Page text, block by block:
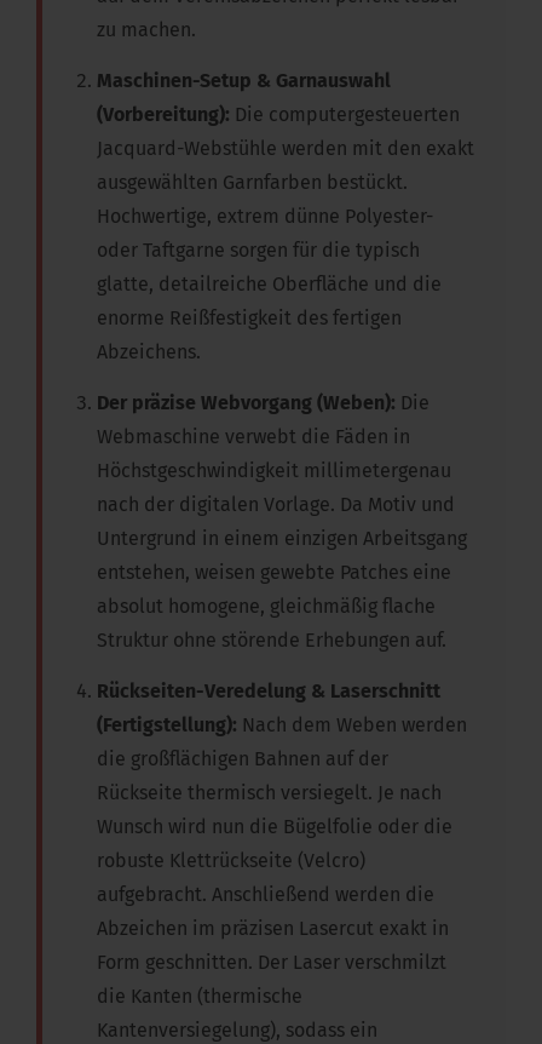
zu machen.
Maschinen-Setup & Garnauswahl
(Vorbereitung): Die computergesteuerten
Jacquard-Webstühle werden mit den exakt
ausgewählten Garnfarben bestückt.
Hochwertige, extrem dünne Polyester-
oder Taftgarne sorgen für die typisch
glatte, detailreiche Oberfläche und die
enorme Reißfestigkeit des fertigen
Abzeichens.
Der präzise Webvorgang (Weben): Die
Webmaschine verwebt die Fäden in
Höchstgeschwindigkeit millimetergenau
nach der digitalen Vorlage. Da Motiv und
Untergrund in einem einzigen Arbeitsgang
entstehen, weisen gewebte Patches eine
absolut homogene, gleichmäßig flache
Struktur ohne störende Erhebungen auf.
Rückseiten-Veredelung & Laserschnitt
(Fertigstellung): Nach dem Weben werden
die großflächigen Bahnen auf der
Rückseite thermisch versiegelt. Je nach
Wunsch wird nun die Bügelfolie oder die
robuste Klettrückseite (Velcro)
aufgebracht. Anschließend werden die
Abzeichen im präzisen Lasercut exakt in
Form geschnitten. Der Laser verschmilzt
die Kanten (thermische
Kantenversiegelung), sodass ein